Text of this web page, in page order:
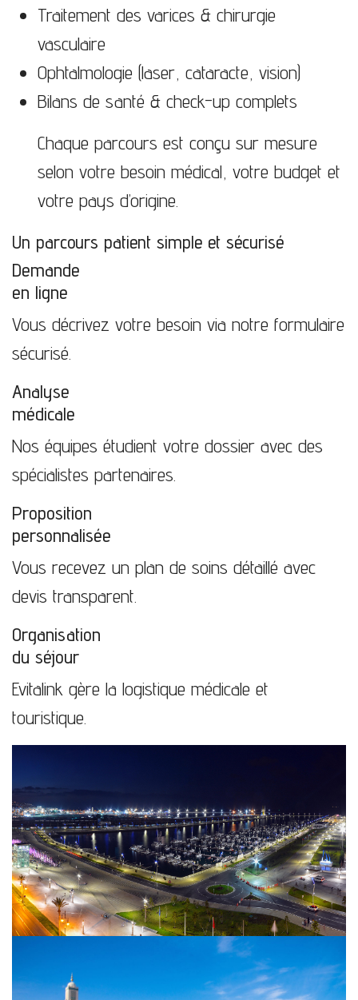
Traitement des varices & chirurgie
vasculaire
Ophtalmologie (laser, cataracte, vision)
Bilans de santé & check-up complets
Chaque parcours est conçu sur mesure
selon votre besoin médical, votre budget et
votre pays d’origine.
Un parcours patient simple et sécurisé
Demande
en ligne
Vous décrivez votre besoin via notre formulaire
sécurisé.
Analyse
médicale
Nos équipes étudient votre dossier avec des
spécialistes partenaires.
Proposition
personnalisée
Vous recevez un plan de soins détaillé avec
devis transparent.
Organisation
du séjour
Evitalink gère la logistique médicale et
touristique.